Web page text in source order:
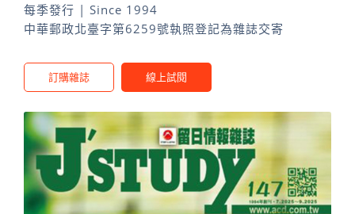
每季發行 | Since 1994
中華郵政北臺字第6259號執照登記為雜誌交寄
訂購雜誌 線上試閱